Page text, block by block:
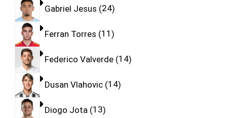
Gabriel Jesus 24
Ferran Torres 11
Federico Valverde 14
Dusan Vlahovic 14
Diogo Jota 13